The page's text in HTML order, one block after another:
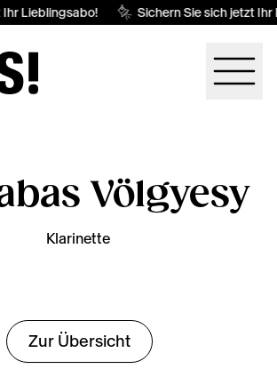
Lieblingsabo! Sichern Sie sich jetzt
Völgyesy
Klarinette
Zur Übersicht